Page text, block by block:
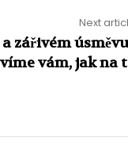
Next
zářivém
vám, jak na